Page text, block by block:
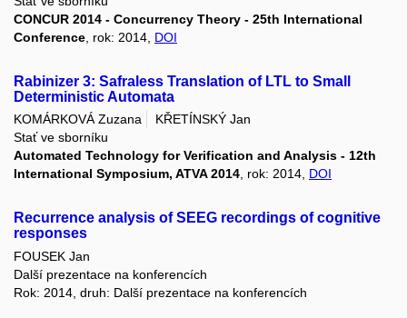
CONCUR 2014 - Concurrency Theory - 25th International
Conference , rok: 2014, DOI
Rabinizer 3: Safraless Translation of LTL to Small
Deterministic Automata
KOMÁRKOVÁ Zuzana
KŘETÍNSKÝ Jan
Stať ve sborníku
Automated Technology for Verification and Analysis - 12th
International Symposium, ATVA 2014, rok: 2014, DOI
Recurrence analysis of SEEG recordings of cognitive
responses
FOUSEK Jan
Další prezentace na konferencích
Rok: 2014, druh: Další prezentace na konferencích